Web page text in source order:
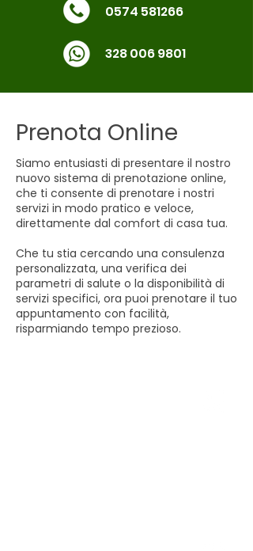
0574 581266
328 006 9801
Prenota Online
Siamo entusiasti di presentare il nostro
nuovo sistema di prenotazione online,
che ti consente di prenotare i nostri
servizi in modo pratico e veloce,
direttamente dal comfort di casa tua.
Che tu stia cercando una consulenza
personalizzata, una verifica dei
parametri di salute o la disponibilità di
servizi specifici, ora puoi prenotare il tuo
appuntamento con facilità,
risparmiando tempo prezioso.